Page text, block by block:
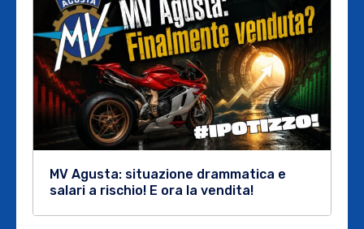
MV Agusta: situazione drammatica e
salari a rischio! E ora la vendita!